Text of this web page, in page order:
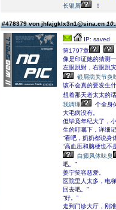
长银屑
！
#478379 von jhfajgklx3n1@sina.cn
IP: saved
第1797章
像是印证她的猜测
左眼跳财，右眼跳
银屑病关节炎
该不会真的要发生
想着那天老太太的
我调理
个全身
大毛病没有。
但毕竟年纪大了，
生的叮嘱下，详细
“看吧，奶奶都说身
“高血压和脑梗也不
白癜风体味臭
吧。”
姜宁笑容慈爱。
医院里人太多，电
回去吧。”
“好。”
走到门诊大厅，刚